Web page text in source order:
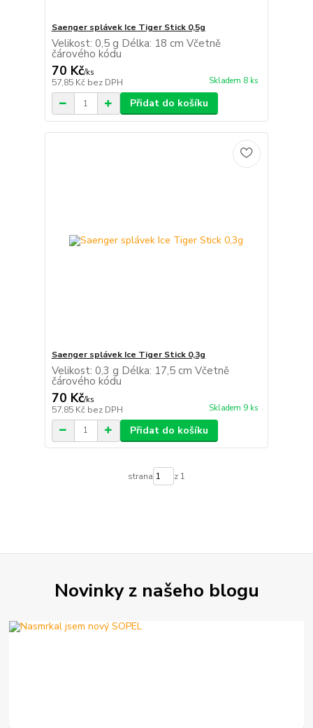
Saenger splávek Ice Tiger Stick 0,5g
Velikost: 0,5 g Délka: 18 cm Včetně
čárového kódu
70 Kč/ks
57,85 Kč bez DPH Skladem 8 ks
Přidat do košíku
Saenger splávek Ice Tiger Stick 0,3g
Velikost: 0,3 g Délka: 17,5 cm Včetně
čárového kódu
70 Kč/ks
57,85 Kč bez DPH Skladem 9 ks
Přidat do košíku
strana z 1
Novinky z našeho blogu